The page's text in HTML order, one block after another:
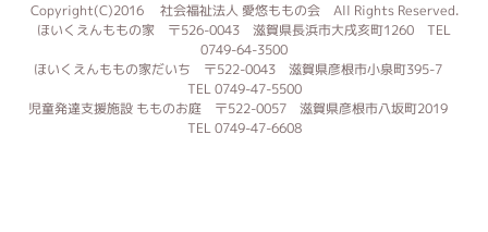
Copyright(C)2016 社会福祉法人 愛悠ももの会 All Rights Reserved.
ほいくえんももの家 〒526-0043 滋賀県長浜市大戌亥町1260 TEL
0749-64-3500
ほいくえんももの家だいち 〒522-0043 滋賀県彦根市小泉町395-7
TEL 0749-47-5500
児童発達支援施設 もものお庭 〒522-0057 滋賀県彦根市八坂町2019
TEL 0749-47-6608